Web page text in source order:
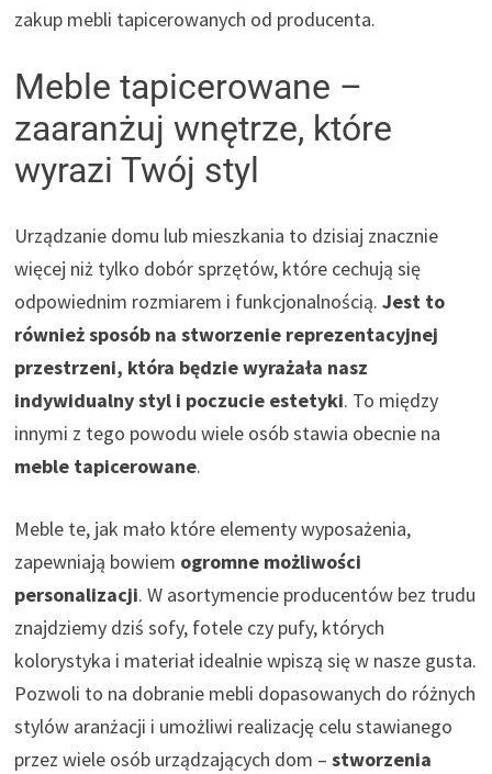
zakup mebli tapicerowanych od producenta.
Meble tapicerowane –
zaaranżuj wnętrze, które
wyrazi Twój styl
Urządzanie domu lub mieszkania to dzisiaj znacznie
więcej niż tylko dobór sprzętów, które cechują się
odpowiednim rozmiarem i funkcjonalnością.Jest to
również sposób na stworzenie reprezentacyjnej
przestrzeni, która będzie wyrażała nasz
indywidualny styl i poczucie estetyki. To między
innymi z tego powodu wiele osób stawia obecnie na
meble tapicerowane.
Meble te, jak mało które elementy wyposażenia,
zapewniają bowiem ogromne możliwości
personalizacji. W asortymencie producentów bez trudu
znajdziemy dziś sofy, fotele czy pufy, których
kolorystyka i materiał idealnie wpiszą się w nasze gusta.
Pozwoli to na dobranie mebli dopasowanych do różnych
stylów aranżacji i umożliwi realizację celu stawianego
przez wiele osób urządzających dom –stworzenia